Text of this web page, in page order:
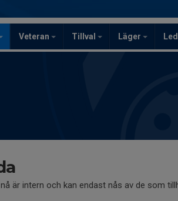
Veteran Tillval Läger
är intern och kan endast nås av de som